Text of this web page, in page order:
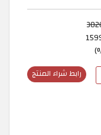
رابط شراء المنتج